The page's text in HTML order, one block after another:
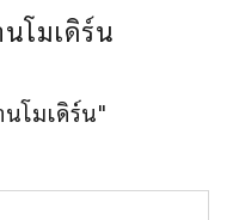
โมเดิร์น"
โมเดิร์น